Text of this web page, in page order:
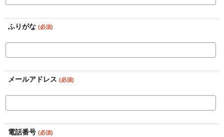
ふりがな(必須)
メールアドレス(必須)
電話番号(必須)